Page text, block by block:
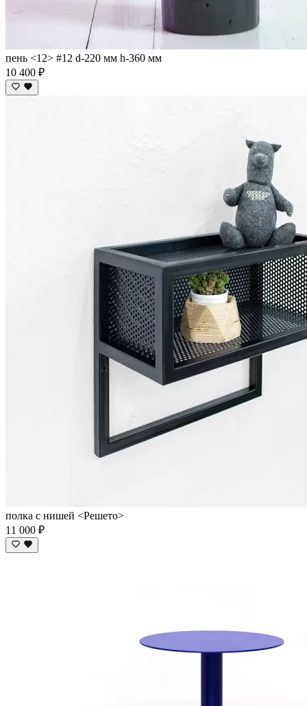
пень <12> #12 d-220 мм h-360 мм
10 400 ₽
полка с нишей <Решето>
11 000 ₽